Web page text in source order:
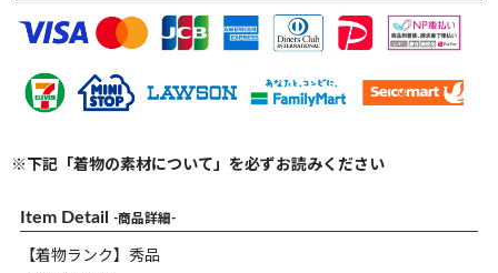
※下記「着物の素材について」を必ずお読みください
Item Detail -商品詳細-
【着物ランク】秀品